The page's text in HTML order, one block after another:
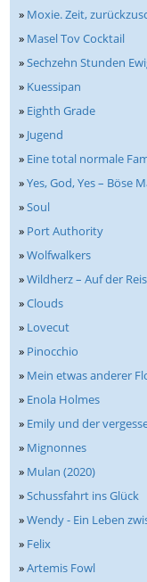
» Moxie. Zeit,
» Masel Tov Cocktail
»Sechzehn Stunden
» Kuessipan
» Eighth Grade
» Jugend
» Eine total normale
»Yes, God, Yes – Böse
»Soul
» Port Authority
»Wolfwalkers
»Wildherz – Auf der
»Clouds
» Lovecut
» Pinocchio
» Mein etwas anderer
» Enola Holmes
» Emily und der
» Mignonnes
» Mulan (2020)
»Schussfahrt ins Glück
»Wendy - Ein Leben
» Felix
»Artemis Fowl